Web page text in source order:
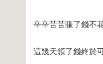
辛辛苦苦賺了錢不
這幾天領了錢終於